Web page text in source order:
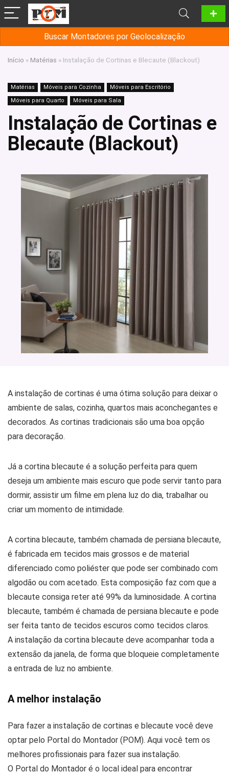
Buscar Montadores por Geolocalização
Início » Matérias » Instalação de Cortinas e Blecaute (Blackout)
Matérias Móveis para Cozinha
Móveis para Escritório
Móveis para Quarto
Móveis para Sala
Instalação de Cortinas e
Blecaute (Blackout)
A instalação de cortinas é uma ótima solução para deixar o
ambiente de salas, cozinha, quartos mais aconchegantes e
decorados. As cortinas tradicionais são uma boa opção
para decoração.
Já a cortina blecaute é a solução perfeita para quem
deseja um ambiente mais escuro que pode servir tanto para
dormir, assistir um filme em plena luz do dia, trabalhar ou
criar um momento de intimidade.
A cortina blecaute, também chamada de persiana blecaute,
é fabricada em tecidos mais grossos e de material
diferenciado como poliéster que pode ser combinado com
algodão ou com acetado. Esta composição faz com que a
blecaute consiga reter até 99% da luminosidade. A cortina
blecaute, também é chamada de persiana blecaute e pode
ser feita tanto de tecidos escuros como tecidos claros.
A instalação da cortina blecaute deve acompanhar toda a
extensão da janela, de forma que bloqueie completamente
a entrada de luz no ambiente.
A melhor instalação
Para fazer a instalação de cortinas e blecaute você deve
optar pelo Portal do Montador (POM). Aqui você tem os
melhores profissionais para fazer sua instalação.
O Portal do Montador é o local ideal para encontrar